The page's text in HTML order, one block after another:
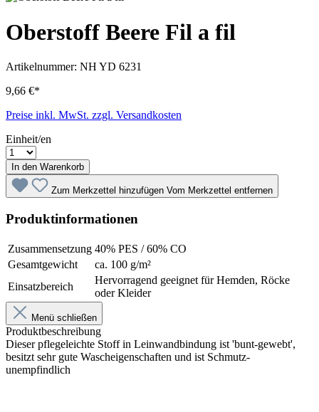
Oberstoff Beere Fil a fil
Artikelnummer: NH YD 6231
9,66 €*
Preise inkl. MwSt. zzgl. Versandkosten
Einheit/en
In den Warenkorb
Zum Merkzettel hinzufügen Vom Merkzettel entfernen
Produktinformationen
Zusammensetzung 40% PES / 60% CO
Gesamtgewicht
ca. 100 g/m²
Einsatzbereich
Hervorragend geeignet für Hemden, Röcke
oder Kleider
Menü schließen
Produktbeschreibung
Dieser pflegeleichte Stoff in Leinwandbindung ist 'bunt-gewebt',
besitzt sehr gute Wascheigenschaften und ist Schmutz-
unempfindlich